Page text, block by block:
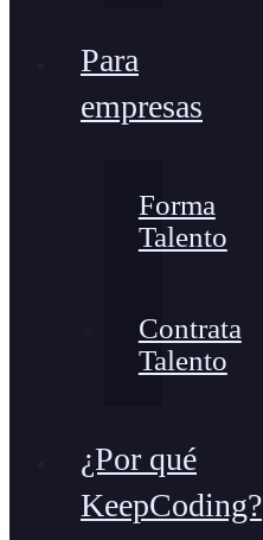
Para
empresas
Forma
Talento
Contrata
Talento
¿Por qué
KeepCoding?